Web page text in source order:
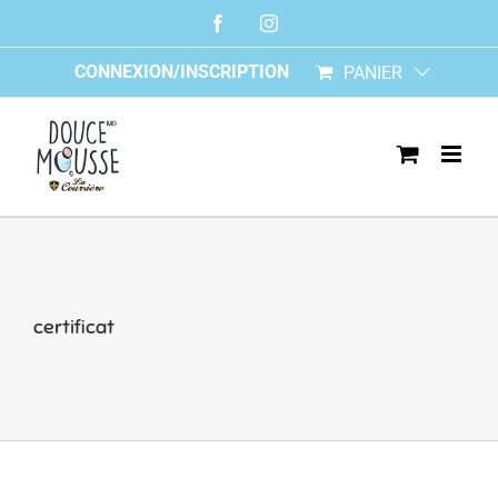
FacebookInstagram
CONNEXION/INSCRIPTION PANIER
certificat